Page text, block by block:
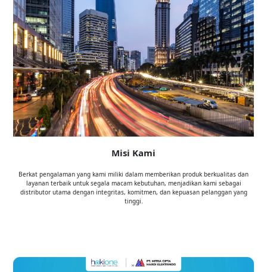
Misi Kami
Berkat pengalaman yang kami miliki dalam memberikan produk berkualitas dan
layanan terbaik untuk segala macam kebutuhan, menjadikan kami sebagai
distributor utama dengan integritas, komitmen, dan kepuasan pelanggan yang
tinggi.